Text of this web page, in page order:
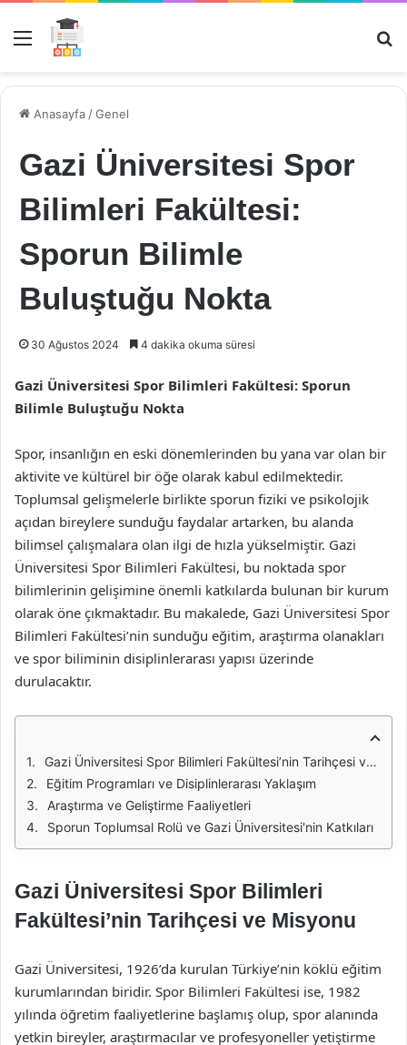
Menü
Anasayfa /Genel
Gazi Üniversitesi Spor
Bilimleri Fakültesi:
Sporun Bilimle
Buluştuğu Nokta
30 Ağustos 2024 4 dakika okuma süresi
Gazi Üniversitesi Spor Bilimleri Fakültesi: Sporun
Bilimle Buluştuğu Nokta
Spor, insanlığın en eski dönemlerinden bu yana var olan bir
aktivite ve kültürel bir öğe olarak kabul edilmektedir.
Toplumsal gelişmelerle birlikte sporun fiziki ve psikolojik
açıdan bireylere sunduğu faydalar artarken, bu alanda
bilimsel çalışmalara olan ilgi de hızla yükselmiştir. Gazi
Üniversitesi Spor Bilimleri Fakültesi, bu noktada spor
bilimlerinin gelişimine önemli katkılarda bulunan bir kurum
olarak öne çıkmaktadır. Bu makalede, Gazi Üniversitesi Spor
Bilimleri Fakültesi’nin sunduğu eğitim, araştırma olanakları
ve spor biliminin disiplinlerarası yapısı üzerinde
durulacaktır.
Gazi Üniversitesi Spor Bilimleri Fakültesi’nin Tarihçesi ve Misyonu
Eğitim Programları ve Disiplinlerarası Yaklaşım
Araştırma ve Geliştirme Faaliyetleri
Sporun Toplumsal Rolü ve Gazi Üniversitesi'nin Katkıları
Gazi Üniversitesi Spor Bilimleri
Fakültesi’nin Tarihçesi ve Misyonu
Gazi Üniversitesi, 1926’da kurulan Türkiye’nin köklü eğitim
kurumlarından biridir. Spor Bilimleri Fakültesi ise, 1982
yılında öğretim faaliyetlerine başlamış olup, spor alanında
yetkin bireyler, araştırmacılar ve profesyoneller yetiştirme